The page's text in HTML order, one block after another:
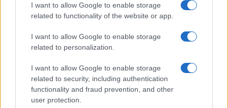
I want to allow Google to enable storage
related to functionality of the website or app.
I want to allow Google to enable storage
related to personalization.
I want to allow Google to enable storage
related to security, including authentication
functionality and fraud prevention, and other
user protection.
F
a
ce
b
o
o
T
w
it
te
r
Pi
n
te
re
st
W
h
at
s
A
S
h
re
Prossimo articolo